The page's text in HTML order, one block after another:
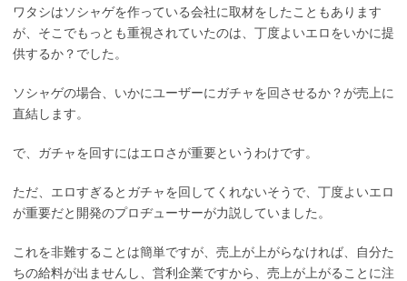
ワタシはソシャゲを作っている会社に取材をしたこともあります
が、そこでもっとも重視されていたのは、丁度よいエロをいかに提
供するか？でした。
ソシャゲの場合、いかにユーザーにガチャを回させるか？が売上に
直結します。
で、ガチャを回すにはエロさが重要というわけです。
ただ、エロすぎるとガチャを回してくれないそうで、丁度よいエロ
が重要だと開発のプロヂューサーが力説していました。
これを非難することは簡単ですが、売上が上がらなければ、自分た
ちの給料が出ませんし、営利企業ですから、売上が上がることに注